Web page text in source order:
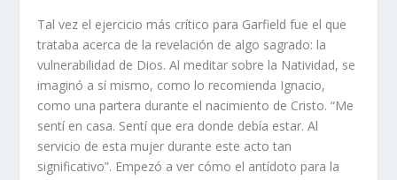
Tal vez el ejercicio más crítico para Garfield fue el que
trataba acerca de la revelación de algo sagrado: la
vulnerabilidad de Dios. Al meditar sobre la Natividad, se
imaginó a sí mismo, como lo recomienda Ignacio,
como una partera durante el nacimiento de Cristo. “Me
sentí en casa. Sentí que era donde debía estar. Al
servicio de esta mujer durante este acto tan
significativo”. Empezó a ver cómo el antídoto para la